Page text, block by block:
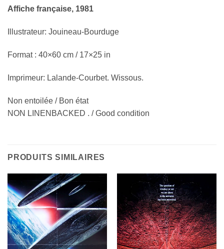
Affiche française, 1981
Illustrateur: Jouineau-Bourduge
Format : 40×60 cm / 17×25 in
Imprimeur: Lalande-Courbet. Wissous.
Non entoilée / Bon état
NON LINENBACKED . / Good condition
PRODUITS SIMILAIRES